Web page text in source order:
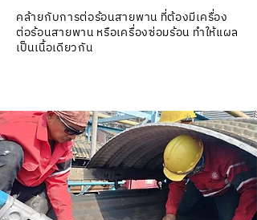
คล้ายกับการต่อร้อนสายพาน ที่ต้องมีเครื่อง
ต่อร้อนสายพาน หรือเครื่องซ่อมร้อน ทำให้แผล
เป็นเนื้อเดียวกัน